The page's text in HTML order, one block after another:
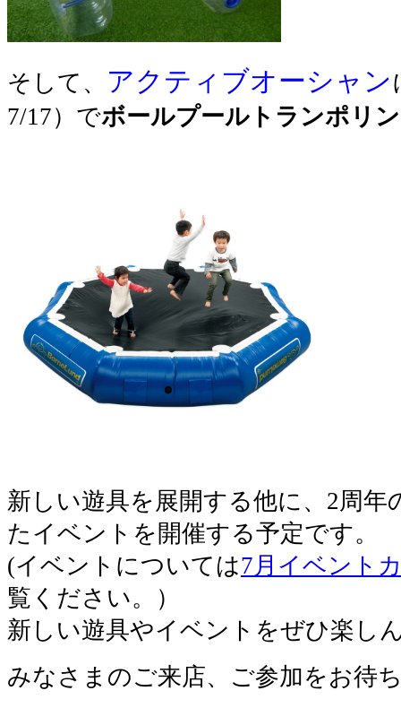
そして、 アクティブオーシャン
7/17）でボールプールトランポリン
新しい遊具を展開する他に、2周年
たイベントを開催する予定です。
(イベントについては7月イベント
覧ください。）
新しい遊具やイベントをぜひ楽し
みなさまのご来店、ご参加をお待